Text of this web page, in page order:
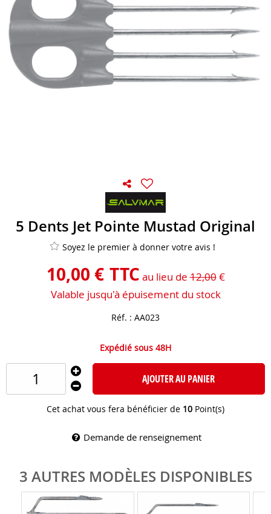
5 Dents Jet Pointe Mustad Original
Soyez le premier à donner votre avis !
10,00 € TTC au lieu de12,00€
Valable jusqu'à épuisement du stock
Réf. : AA023
Expédié sous 48H
AJOUTER AU PANIER
Cet achat vous fera bénéficier de 10 Point(s)
Demande de renseignement
3 AUTRES MODÈLES DISPONIBLES